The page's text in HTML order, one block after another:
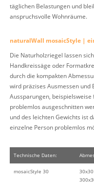
täglichen Belastungen und
anspruchsvolle Wohnräume.
naturalWall mosaicStyle |
Die Naturholzriegel lassen
Handkreissäge oder
durch die kompakten
wird präzises Ausmessen und
Aussparungen,
problemlos ausgeschnitten
und des leichten Gewichts ist
einzelne Person problemlos
Technische Daten:
mosaicStyle 30